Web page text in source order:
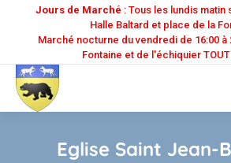
Jours de Marché : Tous les lundis matin
Halle Baltard et place de la
Marché nocturne du vendredi de 16:00 à
Fontaine et de l'échiquier
Eglise Saint Jean-